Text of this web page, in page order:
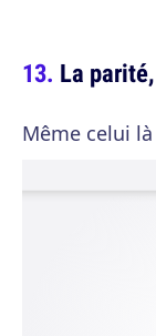
La
Même celui